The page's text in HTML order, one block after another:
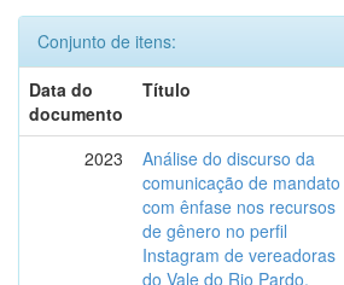
Conjunto de itens:
Data do
documento
Título
2023
Análise do discurso da
comunicação de mandato
com ênfase nos recursos
de gênero no perfil
Instagram de vereadoras
do Vale do Rio Pardo.